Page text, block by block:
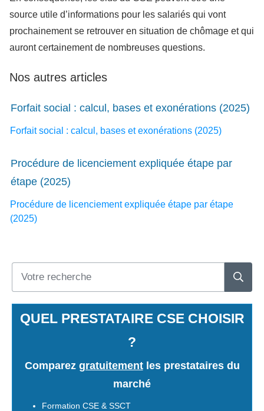
source utile d’informations pour les salariés qui vont
prochainement se retrouver en situation de chômage et qui
auront certainement de nombreuses questions.
Nos autres articles
Forfait social : calcul, bases et exonérations (2025)
Forfait social : calcul, bases et exonérations (2025)
Procédure de licenciement expliquée étape par
étape (2025)
Procédure de licenciement expliquée étape par étape
(2025)
QUEL PRESTATAIRE CSE CHOISIR
?
Comparez gratuitementles prestataires du
marché
Formation CSE & SSCT